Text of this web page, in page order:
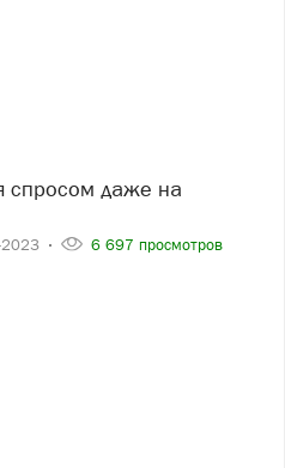
6 697 просмотров